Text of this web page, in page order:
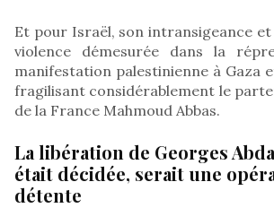
Et pour Israël, son intransigeance
violence démesurée dans la
manifestation palestinienne à Gaza
fragilisant considérablement le
de la France Mahmoud Abbas.
La libération de Georges
était décidée, serait une
détente